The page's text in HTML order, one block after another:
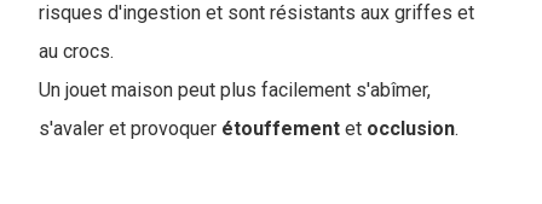
risques d'ingestion et sont résistants aux griffes et
au crocs.
Un jouet maison peut plus facilement s'abîmer,
s'avaler et provoquer étouffement et occlusion.